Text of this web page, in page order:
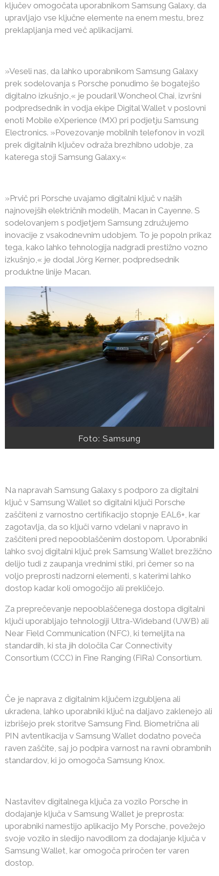
ključev omogočata uporabnikom Samsung Galaxy, da
upravljajo vse ključne elemente na enem mestu, brez
preklapljanja med več aplikacijami.
»Veseli nas, da lahko uporabnikom Samsung Galaxy
prek sodelovanja s Porsche ponudimo še bogatejšo
digitalno izkušnjo,« je poudaril Woncheol Chai, izvršni
podpredsednik in vodja ekipe Digital Wallet v poslovni
enoti Mobile eXperience (MX) pri podjetju Samsung
Electronics. »Povezovanje mobilnih telefonov in vozil
prek digitalnih ključev odraža brezhibno udobje, za
katerega stoji Samsung Galaxy.«
»Prvič pri Porsche uvajamo digitalni ključ v naših
najnovejših električnih modelih, Macan in Cayenne. S
sodelovanjem s podjetjem Samsung združujemo
inovacije z vsakodnevnim udobjem. To je popoln prikaz
tega, kako lahko tehnologija nadgradi prestižno vozno
izkušnjo,« je dodal Jörg Kerner, podpredsednik
produktne linije Macan.
Foto: Samsung
Na napravah Samsung Galaxy s podporo za digitalni
ključ v Samsung Wallet so digitalni ključi Porsche
zaščiteni z varnostno certifikacijo stopnje EAL6+, kar
zagotavlja, da so ključi varno vdelani v napravo in
zaščiteni pred nepooblaščenim dostopom. Uporabniki
lahko svoj digitalni ključ prek Samsung Wallet brezžično
delijo tudi z zaupanja vrednimi stiki, pri čemer so na
voljo preprosti nadzorni elementi, s katerimi lahko
dostop kadar koli omogočijo ali prekličejo.
Za preprečevanje nepooblaščenega dostopa digitalni
ključi uporabljajo tehnologiji Ultra-Wideband (UWB) ali
Near Field Communication (NFC), ki temeljita na
standardih, ki sta jih določila Car Connectivity
Consortium (CCC) in Fine Ranging (FiRa) Consortium.
Če je naprava z digitalnim ključem izgubljena ali
ukradena, lahko uporabniki ključ na daljavo zaklenejo ali
izbrišejo prek storitve Samsung Find. Biometrična ali
PIN avtentikacija v Samsung Wallet dodatno poveča
raven zaščite, saj jo podpira varnost na ravni obrambnih
standardov, ki jo omogoča Samsung Knox.
Nastavitev digitalnega ključa za vozilo Porsche in
dodajanje ključa v Samsung Wallet je preprosta:
uporabniki namestijo aplikacijo My Porsche, povežejo
svoje vozilo in sledijo navodilom za dodajanje ključa v
Samsung Wallet, kar omogoča priročen ter varen
dostop.